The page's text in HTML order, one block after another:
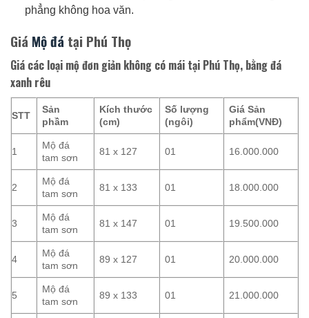
phẳng không hoa văn.
Giá Mộ đá tại Phú Thọ
Giá các loại mộ đơn giản không có mái tại Phú Thọ, bằng đá
xanh rêu
STT
Sản
phầm
Kích thước
(cm)
Số lượng
(ngôi)
Giá Sản
phẩm(VNĐ)
1
Mộ đá
tam sơn
81 x 127 01 16.000.000
2
Mộ đá
tam sơn
81 x 133 01 18.000.000
3
Mộ đá
tam sơn
81 x 147 01 19.500.000
4
Mộ đá
tam sơn
89 x 127 01 20.000.000
5
Mộ đá
tam sơn
89 x 133 01 21.000.000